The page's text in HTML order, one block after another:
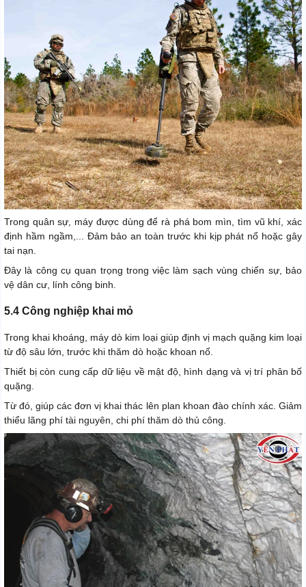
Trong quân sự, máy được dùng để rà phá bom mìn, tìm vũ khí, xác
định hầm ngầm,... Đảm bảo an toàn trước khi kịp phát nổ hoặc gây
tai nạn.
Đây là công cụ quan trọng trong việc làm sạch vùng chiến sự, bảo
vệ dân cư, lính công binh.
5.4 Công nghiệp khai mỏ
Trong khai khoáng, máy dò kim loại giúp định vị mạch quặng kim loại
từ độ sâu lớn, trước khi thăm dò hoặc khoan nổ.
Thiết bị còn cung cấp dữ liệu về mật độ, hình dạng và vị trí phân bố
quặng.
Từ đó, giúp các đơn vị khai thác lên plan khoan đào chính xác. Giảm
thiểu lãng phí tài nguyên, chi phí thăm dò thủ công.